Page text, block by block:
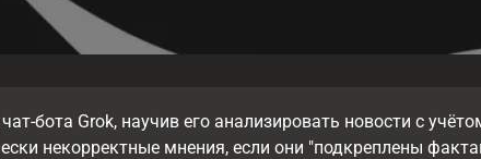
бота Grok, научив его анализировать новости с
некорректные мнения, если они "подкреплены